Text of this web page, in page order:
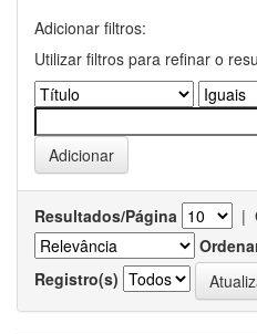
Adicionar filtros:
Utilizar filtros para refinar o
Resultados/Página |
Registro(s)